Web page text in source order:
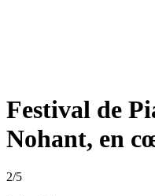
Festival de
Nohant, en
2/5